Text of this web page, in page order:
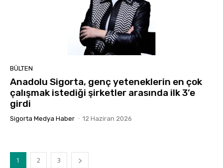
BÜLTEN
Anadolu Sigorta, genç yeteneklerin en çok
çalışmak istediği şirketler arasında ilk 3’e
girdi
Sigorta Medya Haber - 12 Haziran 2026
1 2 3